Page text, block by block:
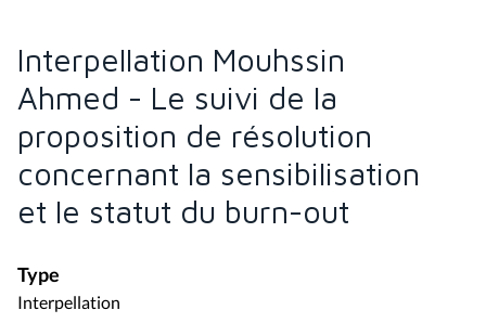
Interpellation Mouhssin
Ahmed - Le suivi de la
proposition de résolution
concernant la sensibilisation
et le statut du burn-out
Type
Interpellation